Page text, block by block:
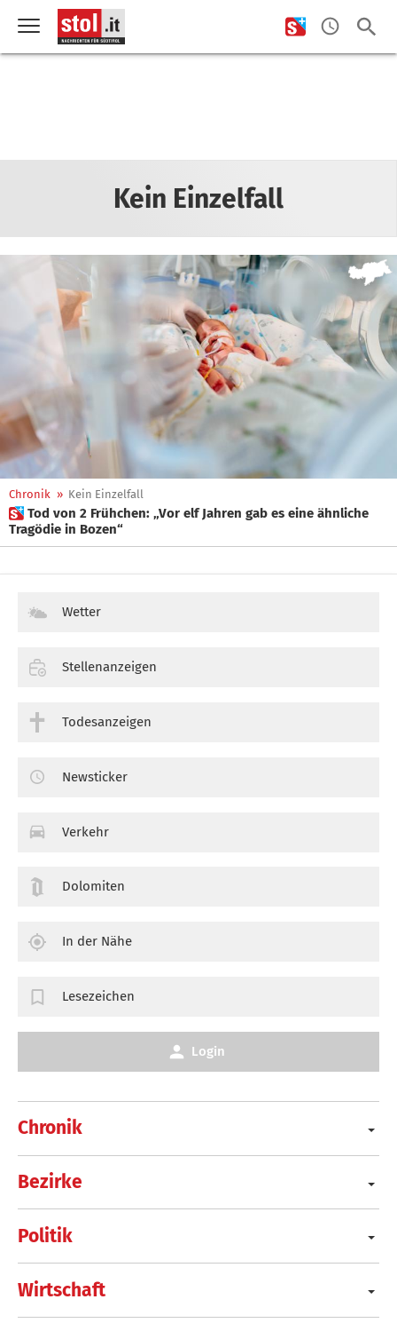
Kein Einzelfall
Chronik » Kein Einzelfall
 Tod von 2 Frühchen: „Vor elf Jahren gab es eine ähnliche
Tragödie in Bozen“
Chronik
Bezirke
Politik
Wirtschaft
Wetter
Stellenanzeigen
Todesanzeigen
Newsticker
Verkehr
Dolomiten
In der Nähe
Lesezeichen
Login